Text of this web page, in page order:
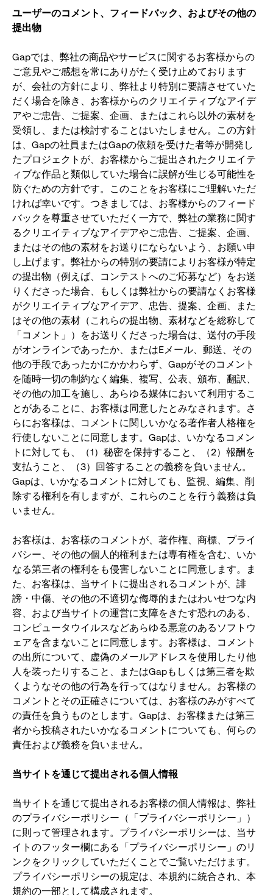
ユーザーのコメント、フィードバック、およびその他の
提出物
Gapでは、弊社の商品やサービスに関するお客様からの
ご意見やご感想を常にありがたく受け止めております
が、会社の方針により、弊社より特別に要請させていた
だく場合を除き、お客様からのクリエイティブなアイデ
アやご忠告、ご提案、企画、またはこれら以外の素材を
受領し、または検討することはいたしません。この方針
は、Gapの社員またはGapの依頼を受けた者等が開発し
たプロジェクトが、お客様からご提出されたクリエイテ
ィブな作品と類似していた場合に誤解が生じる可能性を
防ぐための方針です。このことをお客様にご理解いただ
ければ幸いです。つきましては、お客様からのフィード
バックを尊重させていただく一方で、弊社の業務に関す
るクリエイティブなアイデアやご忠告、ご提案、企画、
またはその他の素材をお送りにならないよう、お願い申
し上げます。弊社からの特別の要請によりお客様が特定
の提出物（例えば、コンテストへのご応募など）をお送
りくださった場合、もしくは弊社からの要請なくお客様
がクリエイティブなアイデア、忠告、提案、企画、また
はその他の素材（これらの提出物、素材などを総称して
「コメント」）をお送りくださった場合は、送付の手段
がオンラインであったか、またはEメール、郵送、その
他の手段であったかにかかわらず、Gapがそのコメント
を随時一切の制約なく編集、複写、公表、頒布、翻訳、
その他の加工を施し、あらゆる媒体において利用するこ
とがあることに、お客様は同意したとみなされます。さ
らにお客様は、コメントに関しいかなる著作者人格権を
行使しないことに同意します。Gapは、いかなるコメン
トに対しても、（1）秘密を保持すること、（2）報酬を
支払うこと、（3）回答することの義務を負いません。
Gapは、いかなるコメントに対しても、監視、編集、削
除する権利を有しますが、これらのことを行う義務は負
いません。
お客様は、お客様のコメントが、著作権、商標、プライ
バシー、その他の個人的権利または専有権を含む、いか
なる第三者の権利をも侵害しないことに同意します。ま
た、お客様は、当サイトに提出されるコメントが、誹
謗・中傷、その他の不適切な侮辱的またはわいせつな内
容、および当サイトの運営に支障をきたす恐れのある、
コンピュータウイルスなどあらゆる悪意のあるソフトウ
ェアを含まないことに同意します。お客様は、コメント
の出所について、虚偽のメールアドレスを使用したり他
人を装ったりすること、またはGapもしくは第三者を欺
くようなその他の行為を行ってはなりません。お客様の
コメントとその正確さについては、お客様のみがすべて
の責任を負うものとします。Gapは、お客様または第三
者から投稿されたいかなるコメントについても、何らの
責任および義務を負いません。
当サイトを通じて提出される個人情報
当サイトを通じて提出されるお客様の個人情報は、弊社
のプライバシーポリシー（「プライバシーポリシー」）
に則って管理されます。プライバシーポリシーは、当サ
イトのフッター欄にある「プライバシーポリシー」のリ
ンクをクリックしていただくことでご覧いただけます。
プライバシーポリシーの規定は、本規約に統合され、本
規約の一部として構成されます。